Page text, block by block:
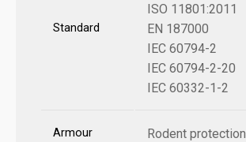
Standard
ISO 11801:2011
EN 187000
IEC 60794-2
IEC 60794-2-20
IEC 60332-1-2
Armour Rodent protection